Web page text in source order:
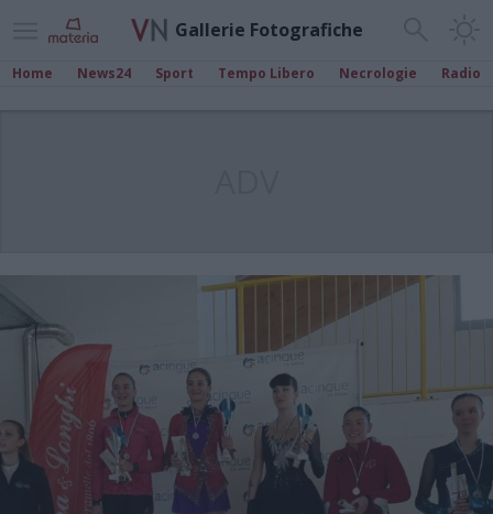
Gallerie Fotografiche
Home News24 Sport Tempo Libero Necrologie Radio